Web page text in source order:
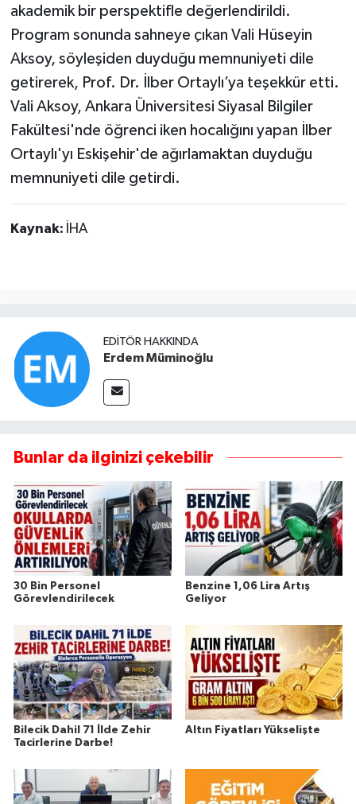
akademik bir perspektifle değerlendirildi.
Program sonunda sahneye çıkan Vali Hüseyin
Aksoy, söyleşiden duyduğu memnuniyeti dile
getirerek, Prof. Dr. İlber Ortaylı’ya teşekkür etti.
Vali Aksoy, Ankara Üniversitesi Siyasal Bilgiler
Fakültesi'nde öğrenci iken hocalığını yapan İlber
Ortaylı'yı Eskişehir'de ağırlamaktan duyduğu
memnuniyeti dile getirdi.
Kaynak: İHA
EDITÖR HAKKINDA
Erdem Müminoğlu
Bunlar da ilginizi çekebilir
30 Bin Personel
Görevlendirilecek
Benzine 1,06 Lira Artış
Geliyor
Bilecik Dahil 71 İlde Zehir
Tacirlerine Darbe!
Altın Fiyatları Yükselişte